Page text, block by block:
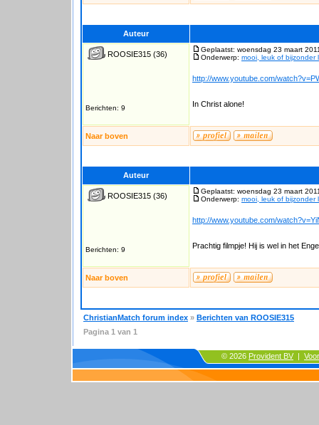
Auteur
ROOSIE315 (36)
Berichten: 9
Geplaatst: woensdag 23 maart
Onderwerp: mooi, leuk of bijzonder
http://www.youtube.com/
In Christ alone!
Naar boven
Auteur
ROOSIE315 (36)
Berichten: 9
Geplaatst: woensdag 23 maart
Onderwerp: mooi, leuk of bijzonder
http://www.youtube.com/
Prachtig filmpje! Hij is wel in het
Naar boven
ChristianMatch forum index » Berichten van ROOSIE315
Pagina 1 van 1
© 2026 Provident BV |